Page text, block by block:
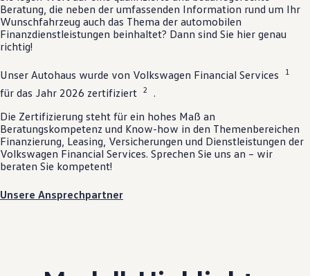
Beratung, die neben der umfassenden Information rund um Ihr
Wunschfahrzeug auch das Thema der automobilen
Finanzdienstleistungen beinhaltet? Dann sind Sie hier genau
richtig!
Unser Autohaus wurde von Volkswagen Financial Services 1
für das Jahr 2026 zertifiziert 2
.
Die Zertifizierung steht für ein hohes Maß an
Beratungskompetenz und Know-how in den Themenbereichen
Finanzierung, Leasing, Versicherungen und Dienstleistungen der
Volkswagen Financial Services. Sprechen Sie uns an – wir
beraten Sie kompetent!
Unsere Ansprechpartner